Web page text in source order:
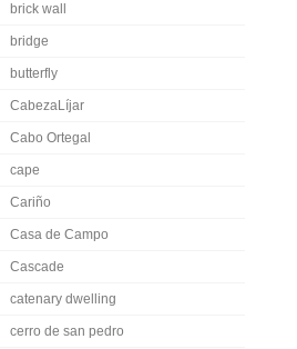
brick wall
bridge
butterfly
CabezaLíjar
Cabo Ortegal
cape
Cariño
Casa de Campo
Cascade
catenary dwelling
cerro de san pedro